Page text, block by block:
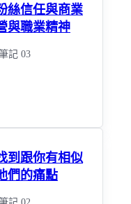
絲信任與商業
與職業精神
記 03
到跟你有相似
們的痛點